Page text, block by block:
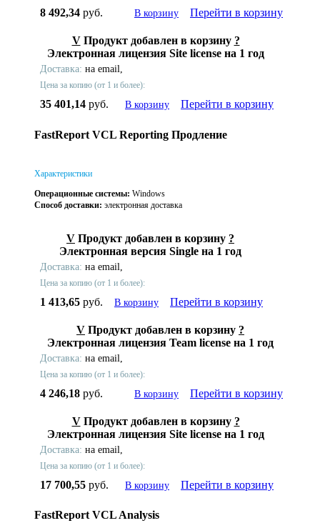
8 492,34 руб. В корзину Перейти в корзину
V Продукт добавлен в корзину ?
Электронная лицензия Site license на 1 год
Доставка: на email,
Цена за копию (от 1 и более):
35 401,14 руб. В корзину Перейти в корзину
FastReport VCL Reporting Продление
Характеристики
Операционные системы: Windows
Способ доставки: электронная доставка
V Продукт добавлен в корзину ?
Электронная версия Single на 1 год
Доставка: на email,
Цена за копию (от 1 и более):
1 413,65 руб. В корзину Перейти в корзину
V Продукт добавлен в корзину ?
Электронная лицензия Team license на 1 год
Доставка: на email,
Цена за копию (от 1 и более):
4 246,18 руб. В корзину Перейти в корзину
V Продукт добавлен в корзину ?
Электронная лицензия Site license на 1 год
Доставка: на email,
Цена за копию (от 1 и более):
17 700,55 руб. В корзину Перейти в корзину
FastReport VCL Analysis